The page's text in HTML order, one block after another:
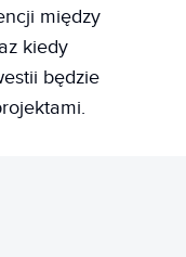
między
kiedy
będzie